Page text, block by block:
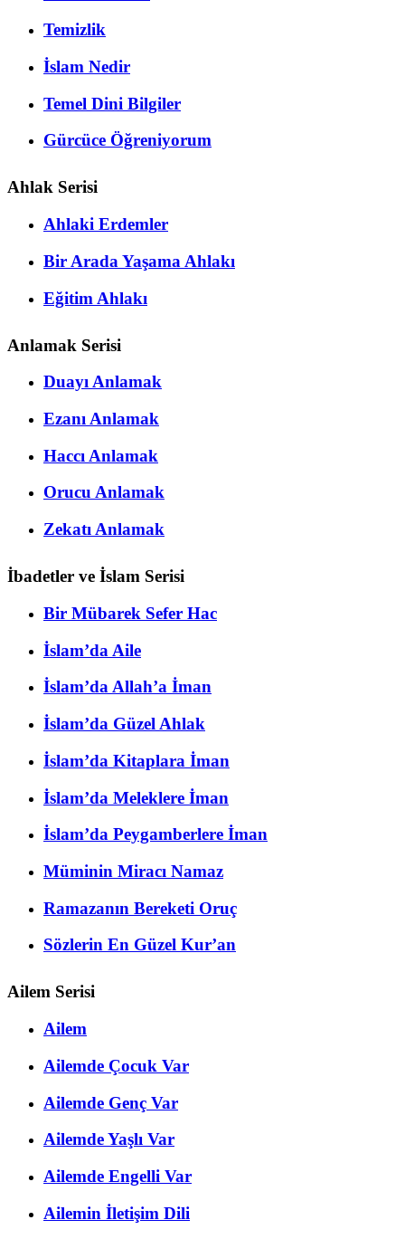
Temizlik
İslam Nedir
Temel Dini Bilgiler
Gürcüce Öğreniyorum
Ahlak Serisi
Ahlaki Erdemler
Bir Arada Yaşama Ahlakı
Eğitim Ahlakı
Anlamak Serisi
Duayı Anlamak
Ezanı Anlamak
Haccı Anlamak
Orucu Anlamak
Zekatı Anlamak
İbadetler ve İslam Serisi
Bir Mübarek Sefer Hac
İslam’da Aile
İslam’da Allah’a İman
İslam’da Güzel Ahlak
İslam’da Kitaplara İman
İslam’da Meleklere İman
İslam’da Peygamberlere İman
Müminin Miracı Namaz
Ramazanın Bereketi Oruç
Sözlerin En Güzel Kur’an
Ailem Serisi
Ailem
Ailemde Çocuk Var
Ailemde Genç Var
Ailemde Yaşlı Var
Ailemde Engelli Var
Ailemin İletişim Dili